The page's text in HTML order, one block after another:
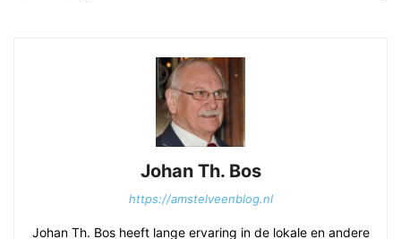
Johan Th. Bos
https://amstelveenblog.nl
Johan Th. Bos heeft lange ervaring in de lokale en andere